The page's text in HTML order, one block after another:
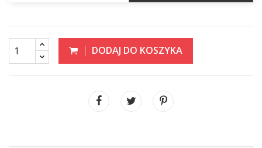
DODAJ DO KOSZYKA